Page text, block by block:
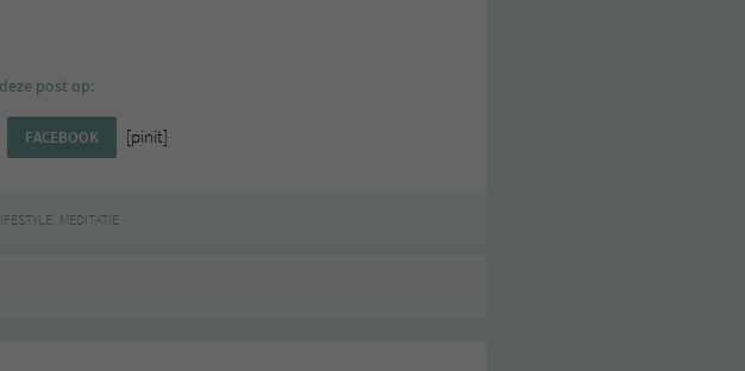
post op:
FACEBOOK [pinit]
, MEDITATIE